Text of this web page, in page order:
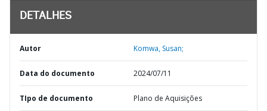
DETALHES
Autor Komwa, Susan;
Data do documento 2024/07/11
TIpo de documento Plano de Aquisições